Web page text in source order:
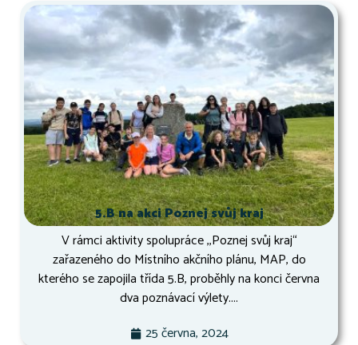
5.B na akci Poznej svůj kraj
V rámci aktivity spolupráce ,,Poznej svůj kraj“
zařazeného do Místního akčního plánu, MAP, do
kterého se zapojila třída 5.B, proběhly na konci června
dva poznávací výlety....
25 června, 2024